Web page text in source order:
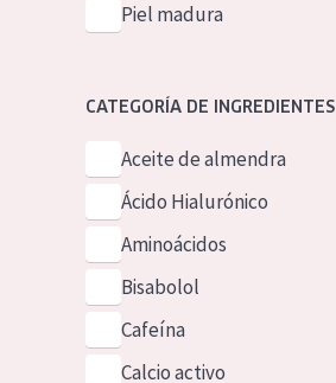
Piel madura
CATEGORÍA DE INGREDIENTES
Aceite de almendra
Ácido Hialurónico
Aminoácidos
Bisabolol
Cafeína
Calcio activo